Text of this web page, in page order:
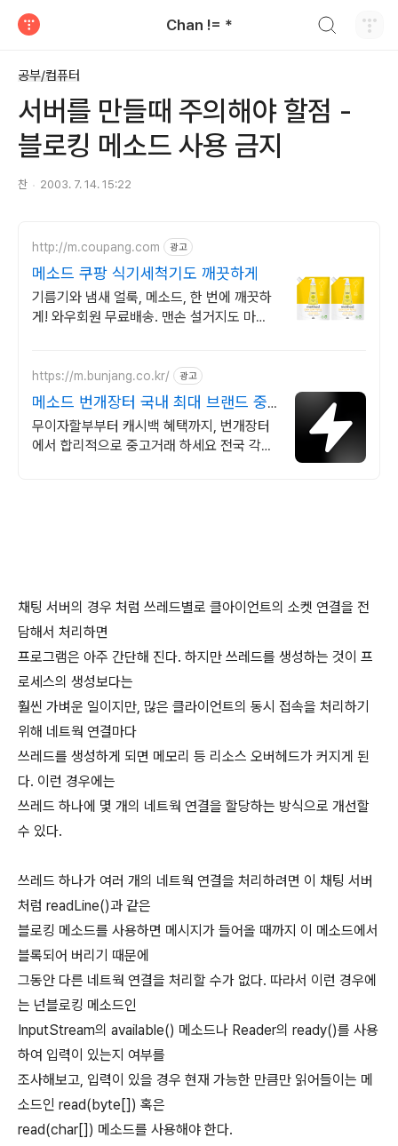
Chan != *
공부/컴퓨터
서버를 만들때 주의해야 할점 -
블로킹 메소드 사용 금지
찬 2003. 7. 14. 15:22
http://m.coupang.com 광고
메소드 쿠팡 식기세척기도 깨끗하게
기름기와 냄새 얼룩, 메소드, 한 번에 깨끗하
게! 와우회원 무료배송. 맨손 설거지도 마음
https://m.bunjang.co.kr/ 광고
메소드 번개장터 국내 최대 브랜드 중
고거래
무이자할부부터 캐시백 혜택까지, 번개장터
에서 합리적으로 중고거래 하세요 전국 각지
채팅 서버의 경우 처럼 쓰레드별로 클아이언트의 소켓 연결을 전
담해서 처리하면
프로그램은 아주 간단해 진다. 하지만 쓰레드를 생성하는 것이 프
로세스의 생성보다는
훨씬 가벼운 일이지만, 많은 클라이언트의 동시 접속을 처리하기
위해 네트웍 연결마다
쓰레드를 생성하게 되면 메모리 등 리소스 오버헤드가 커지게 된
다. 이런 경우에는
쓰레드 하나에 몇 개의 네트웍 연결을 할당하는 방식으로 개선할
수 있다.
쓰레드 하나가 여러 개의 네트웍 연결을 처리하려면 이 채팅 서버
처럼 readLine()과 같은
블로킹 메소드를 사용하면 메시지가 들어올 때까지 이 메소드에서
블록되어 버리기 때문에
그동안 다른 네트웍 연결을 처리할 수가 없다. 따라서 이런 경우에
는 넌블로킹 메소드인
InputStream의 available() 메소드나 Reader의 ready()를 사용
하여 입력이 있는지 여부를
조사해보고, 입력이 있을 경우 현재 가능한 만큼만 읽어들이는 메
소드인 read(byte[]) 혹은
read(char[]) 메소드를 사용해야 한다.